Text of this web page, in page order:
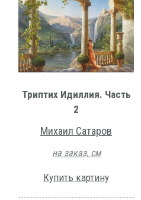
Триптих Идиллия. Часть
2
Михаил Сатаров
на заказ, см
Купить картину